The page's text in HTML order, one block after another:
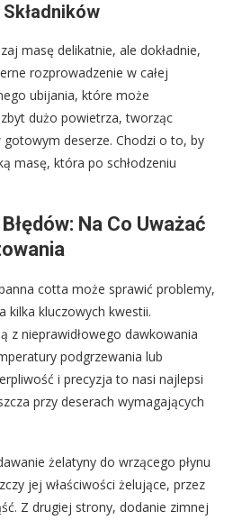
masę delikatnie, ale dokładnie,
rozprowadzenie w całej
ubijania, które może
dużo powietrza, tworząc
deserze. Chodzi o to, by
masę, która po schłodzeniu
Na Co Uważać
cotta może sprawić problemy,
kilka kluczowych kwestii.
z nieprawidłowego dawkowania
podgrzewania lub
i precyzja to nasi najlepsi
przy deserach wymagających
żelatyny do wrzącego płynu
jej właściwości żelujące, przez
Z drugiej strony, dodanie zimnej